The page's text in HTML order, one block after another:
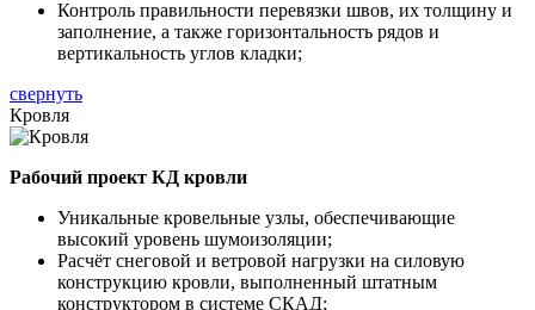
Контроль правильности перевязки швов, их толщину и
заполнение, а также горизонтальность рядов и
вертикальность углов кладки;
свернуть
Кровля
Рабочий проект КД кровли
Уникальные кровельные узлы, обеспечивающие
высокий уровень шумоизоляции;
Расчёт снеговой и ветровой нагрузки на силовую
конструкцию кровли, выполненный штатным
конструктором в системе СКАД;